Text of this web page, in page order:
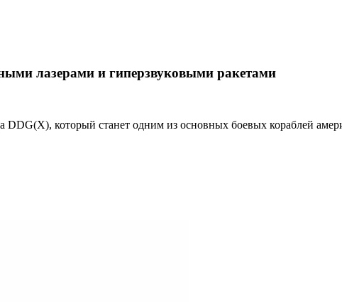
лазерами и гиперзвуковыми ракетами
который станет одним из основных боевых кораблей